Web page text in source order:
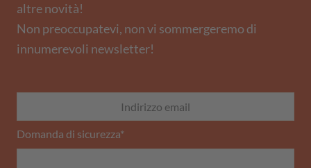
altre novità!
Non preoccupatevi, non vi sommergeremo di
innumerevoli newsletter!
Domanda di sicurezza*